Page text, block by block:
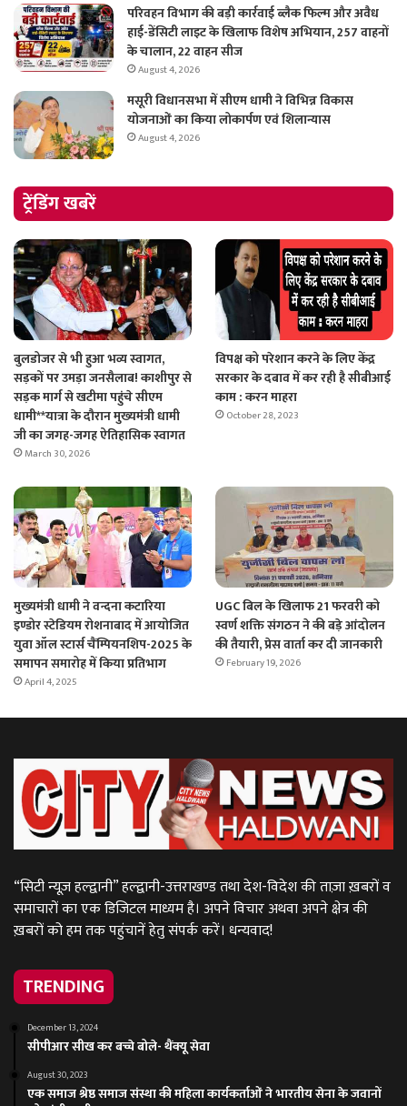
परिवहन विभाग की बड़ी कार्रवाई ब्लैक फिल्म और अवैध
हाई-डेंसिटी लाइट के खिलाफ विशेष अभियान, 257 वाहनों
के चालान, 22 वाहन सीज
August 4, 2026
मसूरी विधानसभा में सीएम धामी ने विभिन्न विकास
योजनाओं का किया लोकार्पण एवं शिलान्यास
August 4, 2026
ट्रेंडिंग खबरें
बुलडोजर से भी हुआ भव्य स्वागत,
सड़कों पर उमड़ा जनसैलाब! काशीपुर से
सड़क मार्ग से खटीमा पहुंचे सीएम
धामी**यात्रा के दौरान मुख्यमंत्री धामी
जी का जगह-जगह ऐतिहासिक स्वागत
March 30, 2026
विपक्ष को परेशान करने के लिए केंद्र
सरकार के दबाव में कर रही है सीबीआई
काम : करन माहरा
October 28, 2023
मुख्यमंत्री धामी ने वन्दना कटारिया
इण्डोर स्टेडियम रोशनाबाद में आयोजित
युवा ऑल स्टार्स चैंम्पियनशिप-2025 के
समापन समारोह में किया प्रतिभाग
April 4, 2025
UGC बिल के खिलाफ 21 फरवरी को
स्वर्ण शक्ति संगठन ने की बड़े आंदोलन
की तैयारी, प्रेस वार्ता कर दी जानकारी
February 19, 2026
“सिटी न्यूज़ हल्द्वानी” हल्द्वानी-उत्तराखण्ड तथा देश-विदेश की ताज़ा ख़बरों व
समाचारों का एक डिजिटल माध्यम है। अपने विचार अथवा अपने क्षेत्र की
ख़बरों को हम तक पहुंचानें हेतु संपर्क करें। धन्यवाद!
TRENDING
December 13, 2024
सीपीआर सीख कर बच्चे बोले- थैंक्यू सेवा
August 30, 2023
एक समाज श्रेष्ठ समाज संस्था की महिला कार्यकर्ताओं ने भारतीय सेना के जवानों